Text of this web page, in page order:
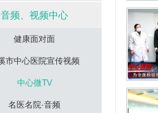
音频、视频中心
健康面对面
市中心医院宣传视频
中心微TV
名医名院·音频